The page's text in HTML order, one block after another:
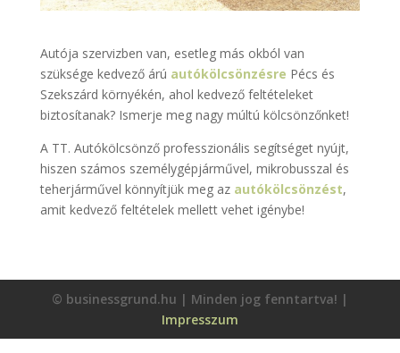
Autója szervizben van, esetleg más okból van
szüksége kedvező árú autókölcsönzésre Pécs és
Szekszárd környékén, ahol kedvező feltételeket
biztosítanak? Ismerje meg nagy múltú kölcsönzőnket!
A TT. Autókölcsönző professzionális segítséget nyújt,
hiszen számos személygépjárművel, mikrobusszal és
teherjárművel könnyítjük meg az autókölcsönzést,
amit kedvező feltételek mellett vehet igénybe!
© businessgrund.hu | Minden jog fenntartva! |
Impresszum